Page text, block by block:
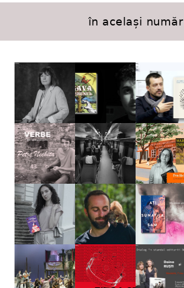
în același număr